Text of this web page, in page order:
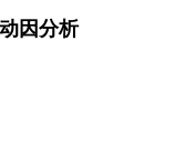
因分析